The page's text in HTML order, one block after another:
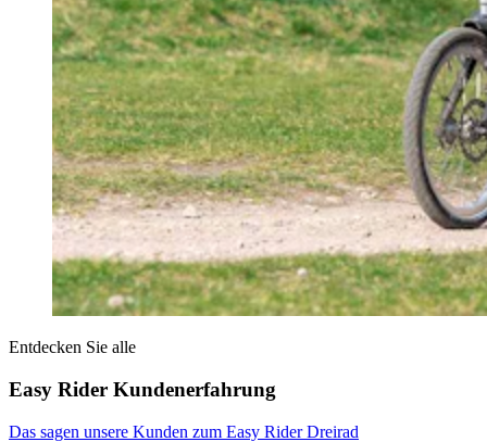
Entdecken Sie alle
Easy Rider Kundenerfahrung
Das sagen unsere Kunden zum Easy Rider Dreirad